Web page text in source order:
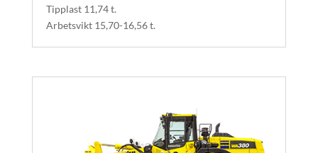
Tipplast 11,74 t.
Arbetsvikt 15,70-16,56 t.